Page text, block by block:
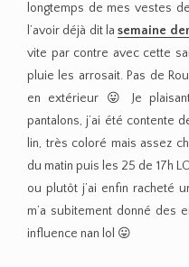
longtemps de mes vestes
l’avoir déjà dit lasemaine
vite par contre avec cette
pluie les arrosait. Pas de
en extérieur 😛 Je
pantalons, j’ai été contente
lin, très coloré mais assez
du matin puis les 25 de 17h
ou plutôt j’ai enfin racheté
m’a subitement donné des
influence nan lol 😛